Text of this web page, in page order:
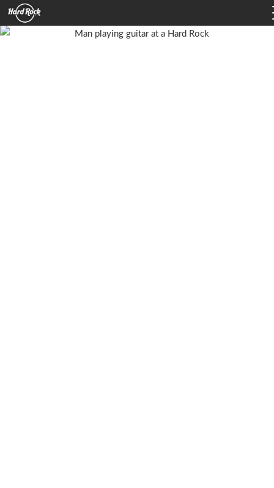
Hard Rock International Logo